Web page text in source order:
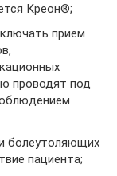
Креон®;
прием
проводят под
болеутоляющих
пациента;